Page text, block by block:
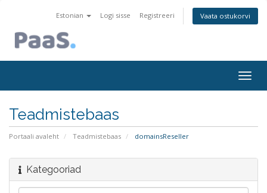
Estonian Logi sisse Registreeri Vaata ostukorvi
Teadmistebaas
Portaali avaleht Teadmistebaas domainsReseller
Kategooriad